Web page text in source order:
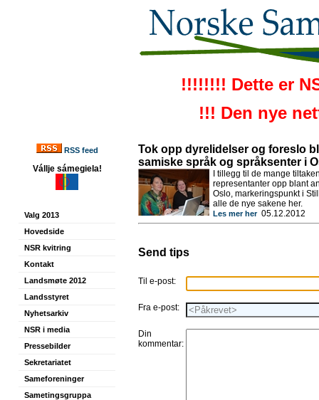
!!!!!!!! Dette er
!!! Den nye
RSS feed
Vállje sámegiela!
Valg 2013
Hovedside
NSR kvitring
Kontakt
Landsmøte 2012
Landsstyret
Nyhetsarkiv
NSR i media
Pressebilder
Sekretariatet
Sameforeninger
Sametingsgruppa
Tok opp dyrelidelser og foreslo
samiske språk og språksenter i
I tillegg til de mange
representanter opp blant
Oslo, markeringspunkt i
alle de nye sakene her.
Les mer her05.12.2012
Send tips
Til e-post:
Fra e-post:
Din
kommentar: